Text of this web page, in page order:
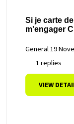
Si je carte
m'engager
General19
1 replies
VIEW